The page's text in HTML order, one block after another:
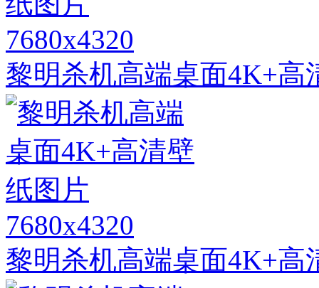
7680x4320
黎明杀机高端桌面4K+高
7680x4320
黎明杀机高端桌面4K+高